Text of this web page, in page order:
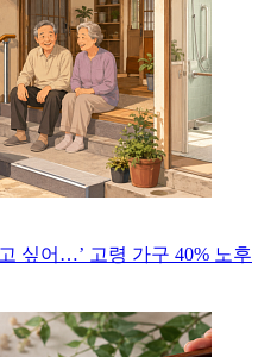
싶어…’ 고령 가구 40% 노후